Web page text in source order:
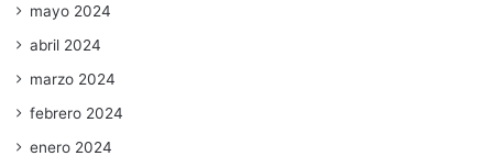
mayo 2024
abril 2024
marzo 2024
febrero 2024
enero 2024